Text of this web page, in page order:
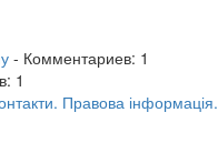
- Комментариев: 1
1
Правова інформація.